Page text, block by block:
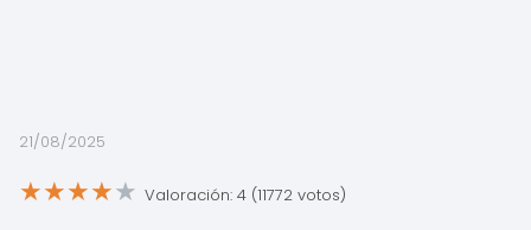
21/08/2025
★★★★★ Valoración: 4 (11772 votos)